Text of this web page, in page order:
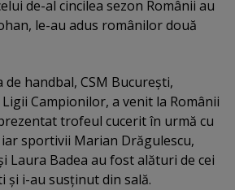
de-al cincilea sezon Românii au
le-au adus românilor două
de handbal, CSM Bucureşti,
Campionilor, a venit la Românii
trofeul cucerit în urmă cu
sportivii Marian Drăgulescu,
Laura Badea au fost alături de cei
şi i-au susţinut din sală.